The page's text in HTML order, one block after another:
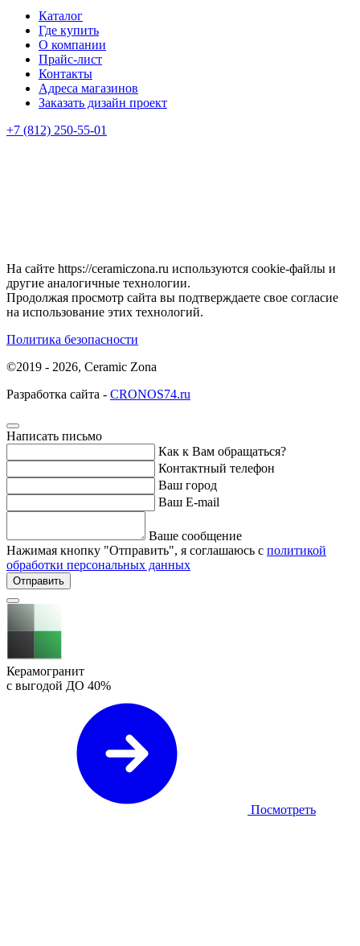
Каталог
Где купить
О компании
Прайс-лист
Контакты
Адреса магазинов
Заказать дизайн проект
+7 (812) 250-55-01
На сайте https://ceramiczona.ru используются coоkie-файлы и
другие аналогичные технологии.
Продолжая просмотр сайта вы подтверждаете свое согласие
на использование этих технологий.
Политика безопасности
©2019 - 2026, Ceramic Zona
Разработка сайта - CRONOS74.ru
Написать письмо
Как к Вам обращаться?
Контактный телефон
Ваш город
Ваш E-mail
Ваше сообщение
Нажимая кнопку "Отправить", я соглашаюсь с политикой
обработки персональных данных
Отправить
Керамогранит
с выгодой ДО 40%
Посмотреть